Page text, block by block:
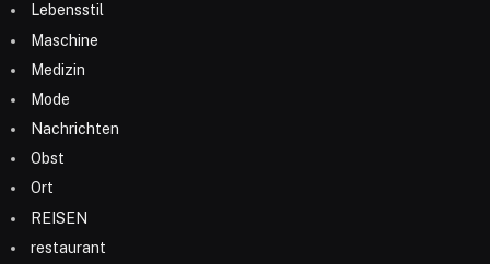
Lebensstil
Maschine
Medizin
Mode
Nachrichten
Obst
Ort
REISEN
restaurant